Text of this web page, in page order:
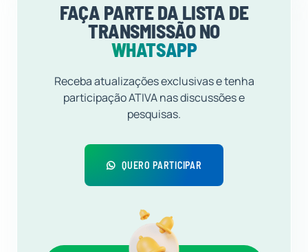
FAÇA PARTE DA LISTA DE
TRANSMISSÃO NO
WHATSAPP
Receba atualizações exclusivas e tenha
participação ATIVA nas discussões e
pesquisas.
QUERO PARTICIPAR